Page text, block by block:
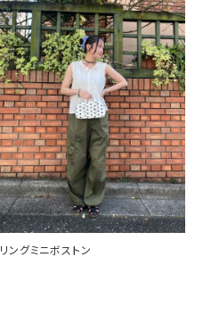
リングミニボストン